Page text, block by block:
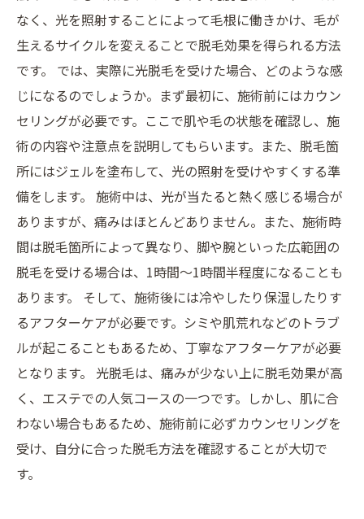
なく、光を照射することによって毛根に働きかけ、毛が
生えるサイクルを変えることで脱毛効果を得られる方法
です。 では、実際に光脱毛を受けた場合、どのような感
じになるのでしょうか。まず最初に、施術前にはカウン
セリングが必要です。ここで肌や毛の状態を確認し、施
術の内容や注意点を説明してもらいます。また、脱毛箇
所にはジェルを塗布して、光の照射を受けやすくする準
備をします。 施術中は、光が当たると熱く感じる場合が
ありますが、痛みはほとんどありません。また、施術時
間は脱毛箇所によって異なり、脚や腕といった広範囲の
脱毛を受ける場合は、1時間〜1時間半程度になることも
あります。 そして、施術後には冷やしたり保湿したりす
るアフターケアが必要です。シミや肌荒れなどのトラブ
ルが起こることもあるため、丁寧なアフターケアが必要
となります。 光脱毛は、痛みが少ない上に脱毛効果が高
く、エステでの人気コースの一つです。しかし、肌に合
わない場合もあるため、施術前に必ずカウンセリングを
受け、自分に合った脱毛方法を確認することが大切で
す。